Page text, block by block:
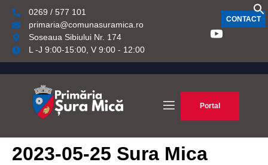
0269 / 577 101
primaria@comunasuramica.ro
Soseaua Sibiului Nr. 174
L -J 9:00-15:00, V 9:00 - 12:00
CONTACT
Portal
2023-05-25 Sura Mica